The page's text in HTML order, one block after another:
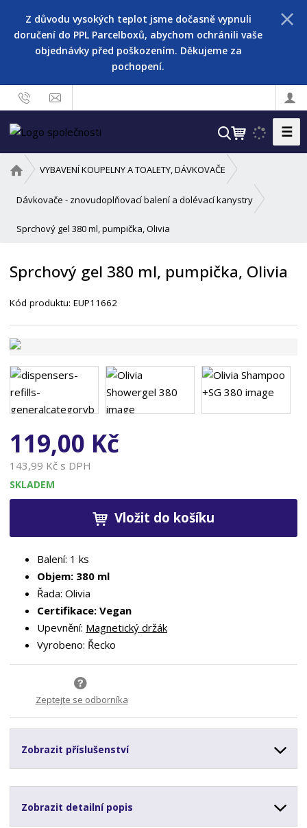
Z důvodu vysokých teplot jsme dočasně vypnuli
doručení do PPL Parcelboxů, abychom ochránili vaše
objednávky před poškozením. Děkujeme za
pochopení.
V
h
l
e
☰
v
o
n
t
a
VYBAVENÍ KOUPELNY A TOALETY, DÁVKOVAČE
Dávkovače - znovudoplňovací balení a dolévací kanystry
Sprchový gel 380 ml, pumpička, Olivia
Sprchový gel 380 ml, pumpička, Olivia
Kód produktu:EUP11662
119,00 Kč
143,99 Kč s DPH
SKLADEM
Vložit do košíku
Balení: 1 ks
Objem: 380 ml
Řada: Olivia
Certifikace: Vegan
Upevnění: Magnetický držák
Vyrobeno: Řecko
Zeptejte se odborníka
Zobrazit příslušenství
Zobrazit detailní popis